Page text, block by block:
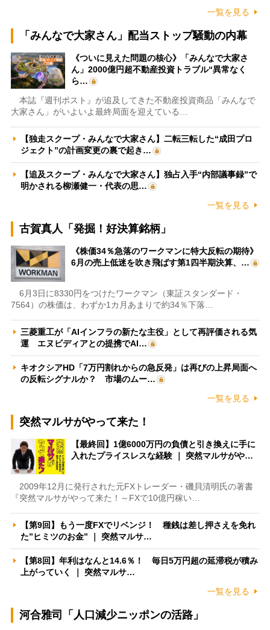
一覧を見る
「みんなで大家さん」配当ストップ騒動の内幕
《ついに見えた問題の核心》「みんなで大家さ
ん」2000億円超不動産投資トラブル“異常なく
ら…
本誌『週刊ポスト』が追及してきた不動産投資商品「みんなで
大家さん」がいよいよ最終局面を迎えている…
【独走スクープ・みんなで大家さん】二転三転した“成田プロ
ジェクト”の計画変更の裏で起き…
【追及スクープ・みんなで大家さん】独占入手“内部議事録”で
明かされる柳瀬健一・代表の思…
一覧を見る
古賀真人「発掘！好決算銘柄」
《株価34％急落のワークマンに特大反転の期待》
6月の売上低迷を吹き飛ばす第1四半期決算、…
6月3日に8330円をつけたワークマン（東証スタンダード・
7564）の株価は、わずか1カ月あまりで約34％下落…
三菱重工が「AIインフラの新たな主役」として再評価される気
運 エヌビディアとの提携でAI…
キオクシアHD「7万円割れからの急反発」は再びの上昇局面へ
の反転シグナルか？ 市場のムー…
一覧を見る
突然マルサがやって来た！
【最終回】1億6000万円の負債と引き換えに手に
入れたプライスレスな経験 ｜ 突然マルサがや…
2009年12月に発行された元FXトレーダー・磯貝清明氏の著書
『突然マルサがやって来た！～FXで10億円稼い…
【第9回】もう一度FXでリベンジ！ 種銭は差し押さえを免れ
た”ヒミツのお金” ｜ 突然マルサ…
【第8回】年利はなんと14.6％！ 毎日5万円超の延滞税が積み
上がっていく ｜ 突然マルサ…
一覧を見る
河合雅司「人口減少ニッポンの活路」